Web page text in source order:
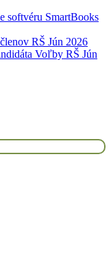
softvéru SmartBooks
RŠ Jún 2026
Voľby RŠ Jún